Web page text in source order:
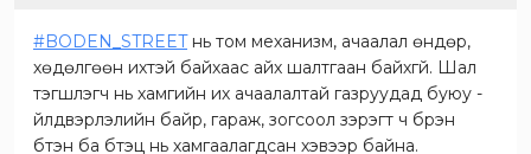
#BODEN_STREETнь том механизм, ачаалал өндөр,
хөдөлгөөн ихтэй байхаас айх шалтгаан байхгүй. Шал
тэгшлэгч нь хамгийн их ачаалалтай газруудад буюу -
үйлдвэрлэлийн байр, гараж, зогсоол зэрэгт ч бүрэн
бүтэн ба бүтэц нь хамгаалагдсан хэвээр байна.